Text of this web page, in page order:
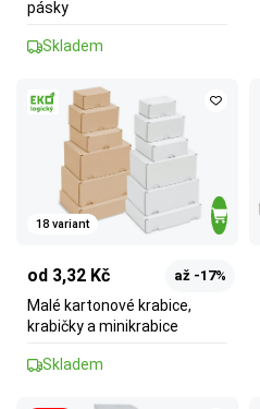
pásky
Skladem
18 variant
od 3,32 Kč až -17%
Malé kartonové krabice,
krabičky a minikrabice
Skladem